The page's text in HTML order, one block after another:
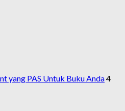
yang PAS Untuk Buku Anda4